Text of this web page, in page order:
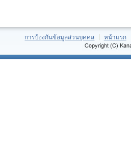
การป้องกันข้อมูลส่วนบุคคล หน้าแรก